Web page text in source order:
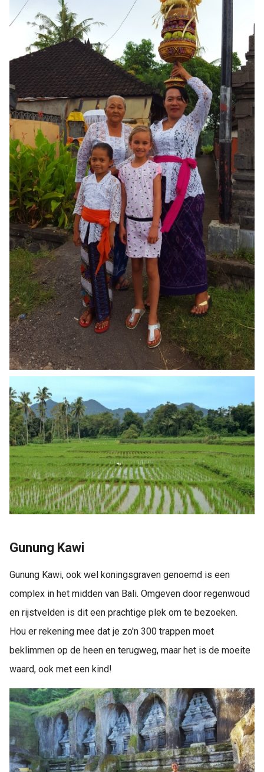
Gunung Kawi
Gunung Kawi, ook wel koningsgraven genoemd is een
complex in het midden van Bali. Omgeven door regenwoud
en rijstvelden is dit een prachtige plek om te bezoeken.
Hou er rekening mee dat je zo'n 300 trappen moet
beklimmen op de heen en terugweg, maar het is de moeite
waard, ook met een kind!